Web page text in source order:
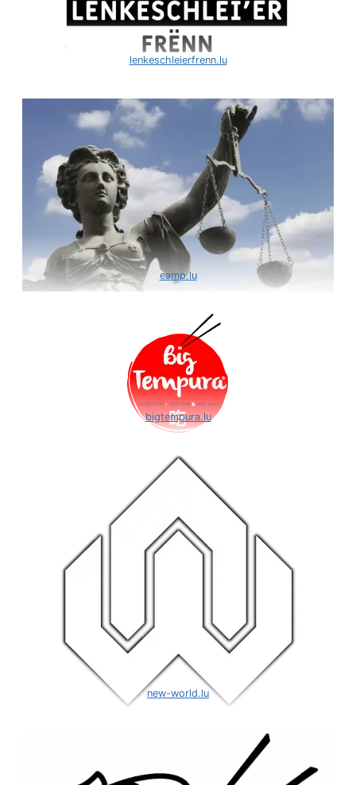
lenkeschleierfrenn.lu
eamp.lu
bigtempura.lu
new-world.lu